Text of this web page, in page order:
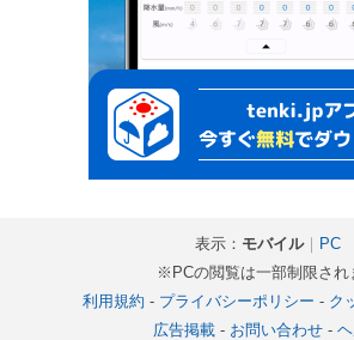
表示： モバイル｜
PC
※PCの閲覧は一部制限され
利用規約 - プライバシーポリシー - ク
広告掲載- お問い合わせ-